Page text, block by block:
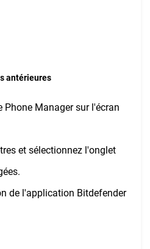
antérieures
Phone Manager sur l'écran
et sélectionnez l'onglet
de l'application Bitdefender